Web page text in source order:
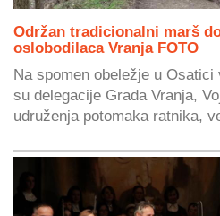
Održan tradicionalni marš
oslobodilaca Vranja FOTO
Na spomen obeležje u
su delegacije Grada Vranja,
udruženja potomaka ratnika,